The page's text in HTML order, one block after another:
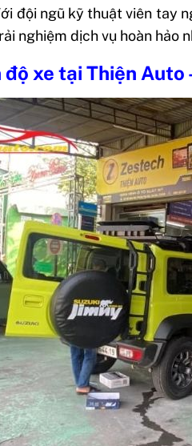
đội ngũ kỹ thuật viên tay
nghiệm dịch vụ hoàn hảo
độ xe tại Thiện Auto